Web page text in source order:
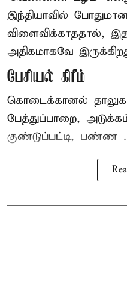
இந்தியாவில்
விளைவிக்காததால்,
அதிகமாகவே
பேசியல் கிரீம்
கொடைக்கானல்
பேத்துப்பாறை,
குண்டுப்பட்டி, பண்ண